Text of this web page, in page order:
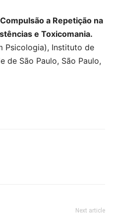
a Repetição na
e Toxicomania.
Psicologia), Instituto de
de São Paulo, São Paulo,
Next article